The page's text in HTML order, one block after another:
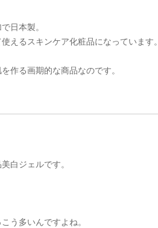
日本製。
えるスキンケア化粧品になっています。
作る画期的な商品なのです。
白ジェルです。
う多いんですよね。